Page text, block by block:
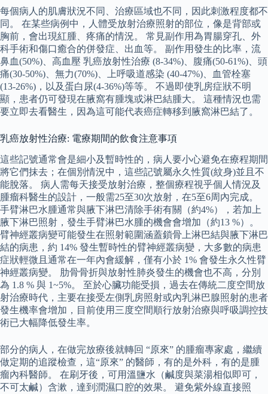
每個病人的肌膚狀況不同、治療區域也不同，因此刺激程度都不
同。 在某些病例中，人體受放射治療照射的部位，像是背部或
胸前，會出現紅腫、疼痛的情況。 常見副作用為胃腸穿孔、外
科手術和傷口癒合的併發症、出血等。 副作用發生的比率，流
鼻血(50%)、高血壓 乳癌放射性治療 (8-34%)、腹痛(50-61%)、頭
痛(30-50%)、無力(70%)、上呼吸道感染 (40-47%)、血管栓塞
(13-26%)，以及蛋白尿(4-36%)等等。 不過即使乳房症狀不明
顯，患者仍可發現在腋窩有腫塊或淋巴結腫大。 這種情況也需
要立即去看醫生，因為這可能代表癌症轉移到腋窩淋巴結了。
乳癌放射性治療: 電療期間的飲食注意事項
這些記號通常會是細小及暫時性的，病人要小心避免在療程期間
將它們抹去；在個別情況中，這些記號屬永久性質(紋身)並且不
能脫落。 病人需每天接受放射治療，整個療程視乎個人情況及
腫瘤科醫生的設計，一般需25至30次放射，在5至6周內完成。
手臂淋巴水腫通常與腋下淋巴清除手術有關（約4%），若加上
腋下淋巴照射，發生手臂淋巴水腫的機會會增加（約13 %）。
臂神經叢病變可能發生在照射範圍涵蓋鎖骨上淋巴結與腋下淋巴
結的病患，約 14% 發生暫時性的臂神經叢病變，大多數的病患
症狀輕微且通常在一年內會緩解，僅有小於 1% 會發生永久性臂
神經叢病變。 肋骨骨折與放射性肺炎發生的機會也不高，分別
為 1.8 % 與 1~5%。 至於心臟功能受損，過去在傳統二度空間放
射治療時代，主要在接受左側乳房照射或內乳淋巴腺照射的患者
發生機率會增加，目前使用三度空間順行放射治療與呼吸調控技
術已大幅降低發生率。
部分的病人，在做完放療後就轉回 “原來” 的腫瘤專家處，繼續
做定期的追蹤檢查，這“原來” 的醫師，有的是外科，有的是腫
瘤內科醫師。 在刷牙後，可用溫鹽水（鹹度與菜湯相似即可，
不可太鹹）含漱，達到潤濕口腔的效果。 避免紫外線直接照